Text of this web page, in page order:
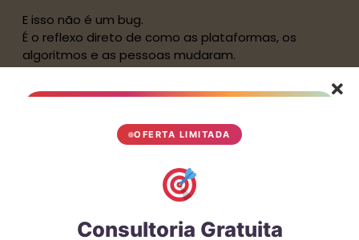
E isso não é um bug.
É o reflexo direto de como as plataformas, os
algoritmos e as pessoas mudaram.
Algoritmos mais
inteligentes e o novo
jogo da atenção no
marketing em 2026
De um lado, temos algoritmos absurdamente mais
sofisticados.
OFERTA LIMITADA
Consultoria Gratuita